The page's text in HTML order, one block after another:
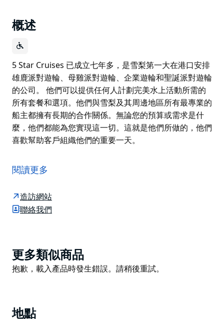
概述
5 Star Cruises 已成立七年多，是雪梨第一大在港口安排
雄鹿派對遊輪、母雞派對遊輪、企業遊輪和聖誕派對遊輪
的公司。 他們可以提供任何人計劃完美水上活動所需的
所有套餐和選項。他們與雪梨及其周邊地區所有最專業的
船主都擁有長期的合作關係。無論您的預算或需求是什
麼，他們都能為您實現這一切。這就是他們所做的，他們
喜歡幫助客戶組織他們的重要一天。
雄鹿派對遊輪、母雞派對遊輪、企業遊輪和聖誕派對遊輪
的公司。
他們可以提供任何人計劃完美水上活動所需的所有套餐和
選項。他們與雪梨及其周邊地區所有最專業的船主都擁有
閱讀更多
造訪網站
聯絡我們
Product
List
更多類似商品
Product
抱歉，載入產品時發生錯誤。請稍後重試。
地點